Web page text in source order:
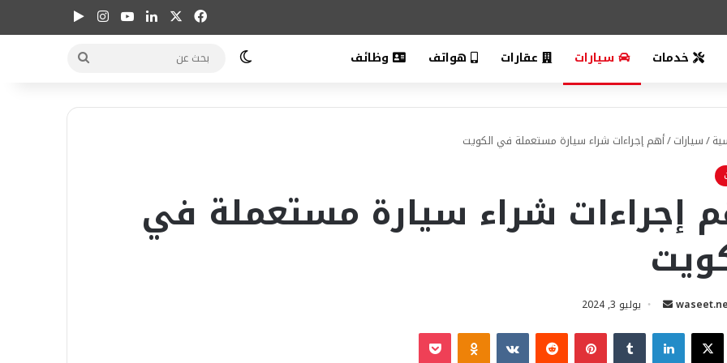
فيسبوك
X لينكدإنيوتيوبانستقرام
‏Google Play
خدمات سيارات عقارات هواتف وظائف الوضع المظلم
بحث
/سيارات/أهم إجراءات شراء سيارة مستعملة في الكويت
إجراءات شراء سيارة مستعملة في
أرسل
إلكترونيا
يوليو 3, 2024
X لينكدإن ‏Tumblr بينتيريست
‏Reddit
‏VKontakte
Odnoklassniki
بوكيت